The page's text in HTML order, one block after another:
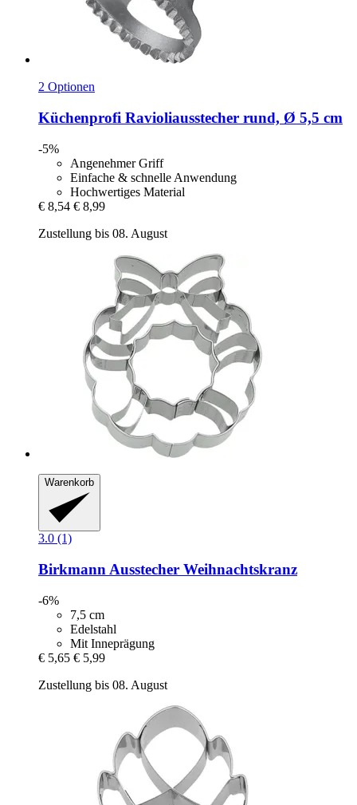
2 Optionen
Küchenprofi Ravioliausstecher rund, Ø 5,5 cm
-5%
Angenehmer Griff
Einfache & schnelle Anwendung
Hochwertiges Material
€ 8,54 € 8,99
Zustellung bis 08. August
Warenkorb
3.0 (1)
Birkmann Ausstecher Weihnachtskranz
-6%
7,5 cm
Edelstahl
Mit Inneprägung
€ 5,65 € 5,99
Zustellung bis 08. August